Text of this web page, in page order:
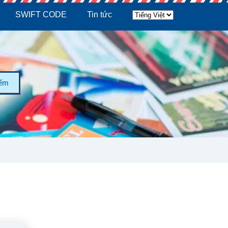
SWIFT CODE Tin tức